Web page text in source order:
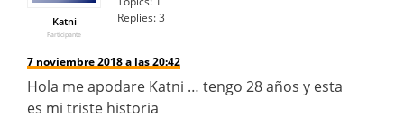
Katni
Participante
Replies:3
7 noviembre 2018 a las 20:42
Hola me apodare Katni … tengo 28 años y esta
es mi triste historia